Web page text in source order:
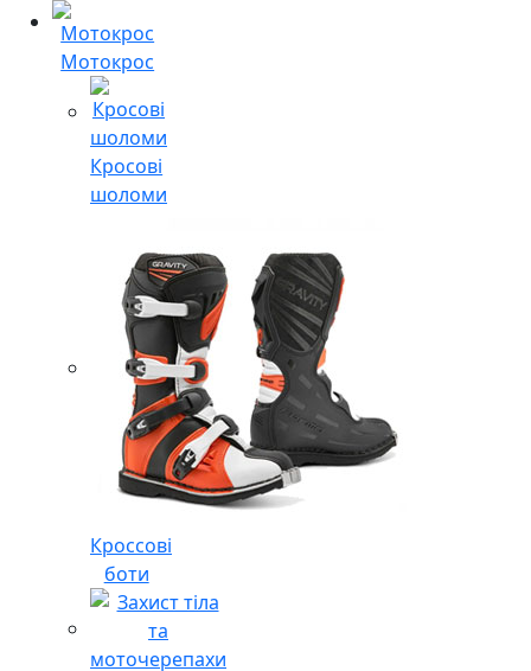
Мотокрос
Кросові
шоломи
Кроссові
боти